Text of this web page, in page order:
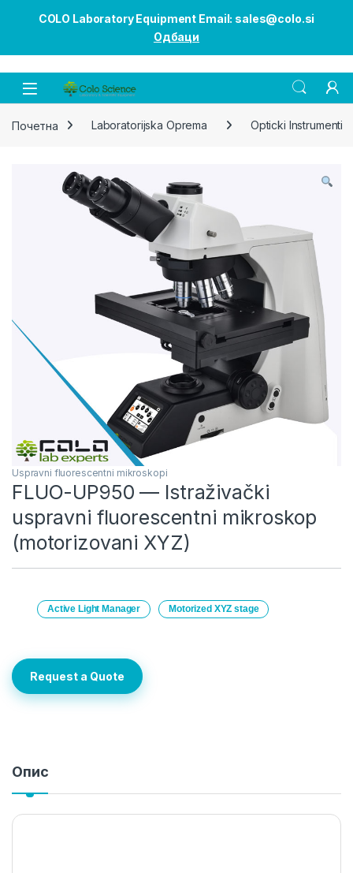
COLO Laboratory Equipment Email: sales@colo.si
Одбаци
Open
Почетна Laboratorijska Oprema Opticki Instrumenti
Uspravni fluorescentni mikroskopi
FLUO-UP950 — Istraživački
uspravni fluorescentni mikroskop
(motorizovani XYZ)
Active Light Manager Motorized XYZ stage
Request a Quote
Опис